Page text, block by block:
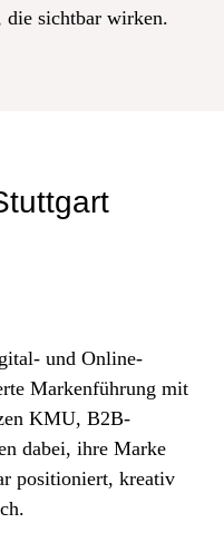
die sichtbar wirken.
und Online-
Markenführung mit
KMU, B2B-
dabei, ihre Marke
positioniert, kreativ